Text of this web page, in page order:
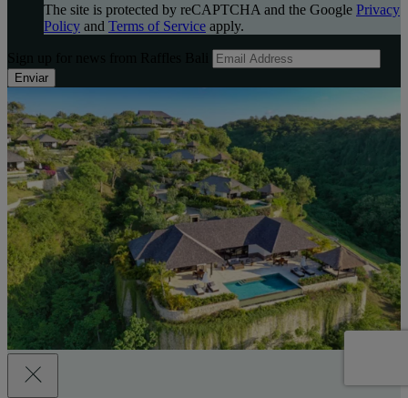
The site is protected by reCAPTCHA and the Google Privacy
Policy and Terms of Service apply.
Enviar